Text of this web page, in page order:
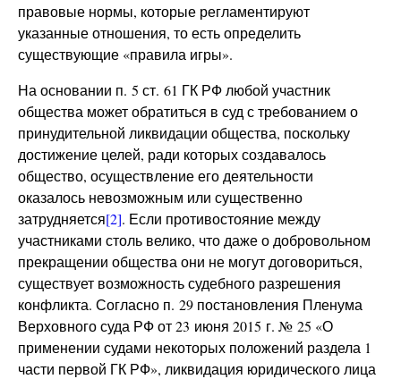
правовые нормы, которые регламентируют
указанные отношения, то есть определить
существующие «правила игры».
На основании п. 5 ст. 61 ГК РФ любой участник
общества может обратиться в суд с требованием о
принудительной ликвидации общества, поскольку
достижение целей, ради которых создавалось
общество, осуществление его деятельности
оказалось невозможным или существенно
затрудняется[2]. Если противостояние между
участниками столь велико, что даже о добровольном
прекращении общества они не могут договориться,
существует возможность судебного разрешения
конфликта. Согласно п. 29 постановления Пленума
Верховного суда РФ от 23 июня 2015 г. № 25 «О
применении судами некоторых положений раздела 1
части первой ГК РФ», ликвидация юридического лица